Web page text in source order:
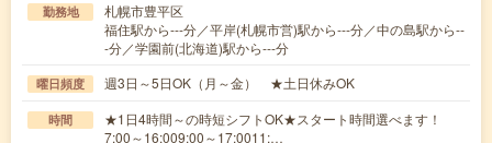
勤務地
札幌市豊平区
福住駅から---分／平岸(札幌市営)駅から---分／中の島駅から--
-分／学園前(北海道)駅から---分
曜日頻度 週3日～5日OK（月～金） ★土日休みOK
時間
★1日4時間～の時短シフトOK★スタート時間選べます！
7:00～16:009:00～17:0011:…